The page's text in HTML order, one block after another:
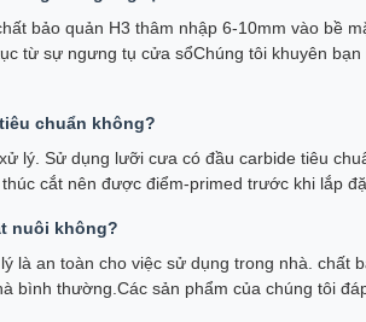
bảo quản H3 thâm nhập 6-10mm vào bề
từ sự ngưng tụ cửa sổChúng tôi khuyên bạn
chuẩn không?
lý. Sử dụng lưỡi cưa có đầu carbide tiêu
cắt nên được điểm-primed trước khi lắp
nuôi không?
là an toàn cho việc sử dụng trong nhà. chất
bình thường.Các sản phẩm của chúng tôi